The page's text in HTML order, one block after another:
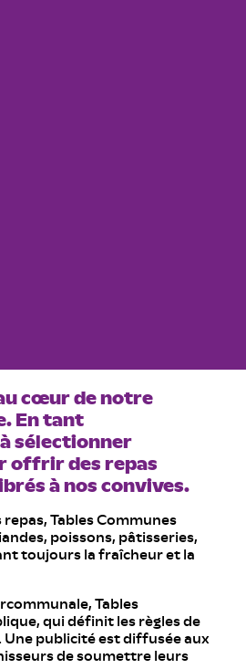
cœur de notre
En tant
sélectionner
offrir des repas
à nos convives.
Tables Communes
poissons, pâtisseries,
toujours la fraîcheur et la
Tables
qui définit les règles de
Une publicité est diffusée aux
de soumettre leurs